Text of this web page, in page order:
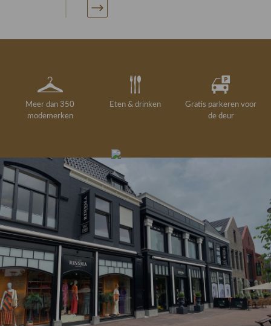
Meer dan 350
modemerken
Eten & drinken
Gratis parkeren voor
de deur
drankje
Gratis retourneren in
de winkel
Deskundig
kledingadvies
winkeloppervlak